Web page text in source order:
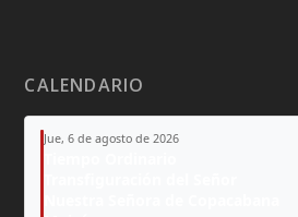
CALENDARIO
Jue, 6 de agosto de 2026